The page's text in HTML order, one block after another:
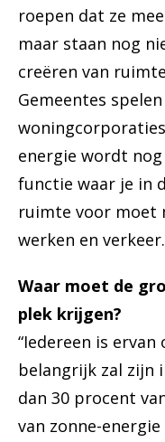
roepen dat ze
maar staan nog
creëren van
Gemeentes
energie wordt
functie waar je in
ruimte voor moet
werken en
Waar moet de
plek krijgen?
“Iedereen is
belangrijk zal zijn
dan 30 procent
van zonne-